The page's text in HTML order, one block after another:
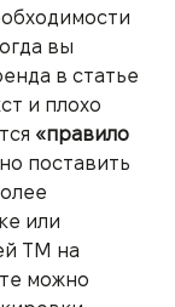
вы
в статье
и плохо
«правило
поставить
или
ТМ на
можно